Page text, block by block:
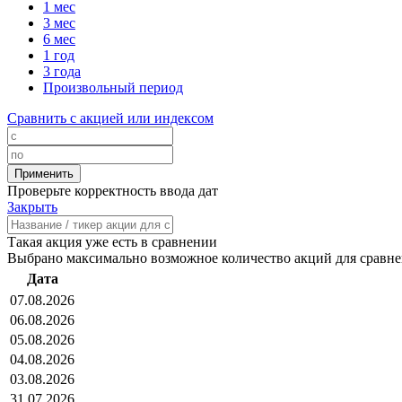
1 мес
3 мес
6 мес
1 год
3 года
Произвольный период
Сравнить с акцией или индексом
Проверьте корректность ввода дат
Закрыть
Такая акция уже есть в сравнении
Выбрано максимально возможное количество акций для
Дата
07.08.2026
06.08.2026
05.08.2026
04.08.2026
03.08.2026